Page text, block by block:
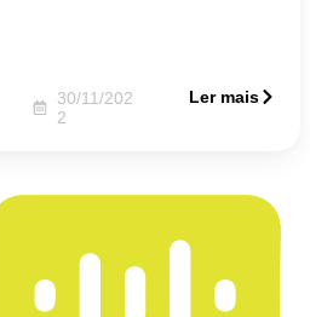
30/11/202
2
Ler mais